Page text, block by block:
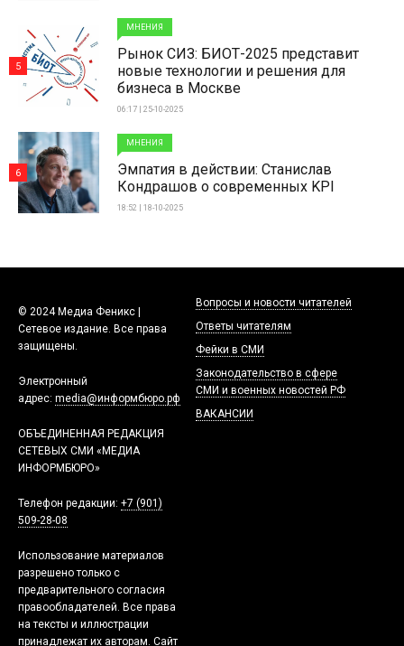
МНЕНИЯ
Рынок СИЗ: БИОТ-2025 представит
новые технологии и решения для
бизнеса в Москве
06:17 | 25-10-2025
5
МНЕНИЯ
Эмпатия в действии: Станислав
Кондрашов о современных KPI
18:52 | 18-10-2025
6
© 2024 Медиа Феникс |
Сетевое издание. Все права
защищены.
Электронный
адрес: media@информбюро.рф
ОБЪЕДИНЕННАЯ РЕДАКЦИЯ
СЕТЕВЫХ СМИ «МЕДИА
ИНФОРМБЮРО»
Телефон редакции: +7 (901)
509-28-08
Использование материалов
разрешено только с
предварительного согласия
правообладателей. Все права
на тексты и иллюстрации
принадлежат их авторам. Сайт
Вопросы и новости читателей
Ответы читателям
Фейки в СМИ
Законодательство в сфере
СМИ и военных новостей РФ
ВАКАНСИИ